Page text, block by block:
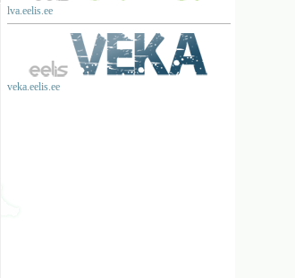
lva.eelis.ee
veka.eelis.ee